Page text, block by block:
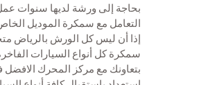
بحاجة إلى ورشة لديها سنوات
التعامل مع سمكرة الموديل
إذا أن ليس كل الورش بالرياض
سمكرة كل أنواع السيارات
بتعاونك مع مركز المحرك الافضل